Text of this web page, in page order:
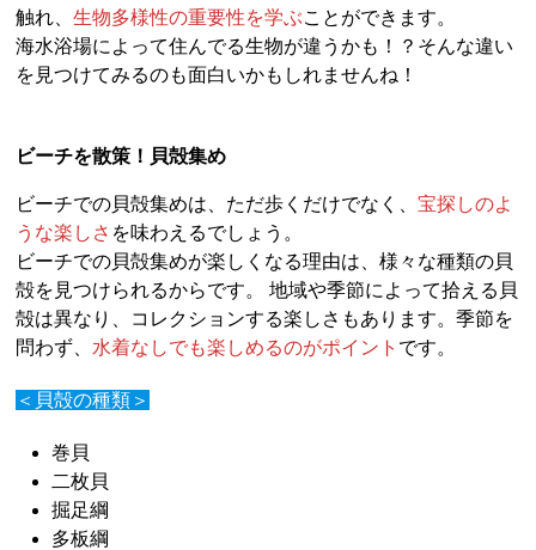
触れ、生物多様性の重要性を学ぶことができます。
海水浴場によって住んでる生物が違うかも！？そんな違い
を見つけてみるのも面白いかもしれませんね！
ビーチを散策！貝殻集め
ビーチでの貝殻集めは、ただ歩くだけでなく、宝探しのよ
うな楽しさ を味わえるでしょう。
ビーチでの貝殻集めが楽しくなる理由は、様々な種類の貝
殻を見つけられるからです。 地域や季節によって拾える貝
殻は異なり、コレクションする楽しさもあります。季節を
問わず、 水着なしでも楽しめるのがポイント です。
＜貝殻の種類＞
巻貝
二枚貝
掘足綱
多板綱